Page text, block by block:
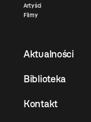
Artyści
Filmy
Aktualności
Biblioteka
Kontakt